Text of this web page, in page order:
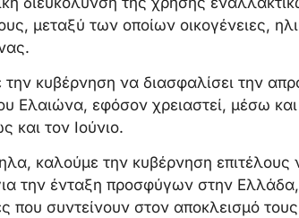
μεταξύ των οποίων οικογένειες,
την κυβέρνηση να διασφαλίσει την
Ελαιώνα, εφόσον χρειαστεί, μέσω
και τον Ιούνιο.
καλούμε την κυβέρνηση επιτέλους
την ένταξη προσφύγων στην
που συντείνουν στον αποκλεισμό